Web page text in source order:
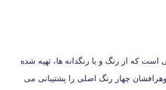
است که از رنگ و یا رنگدانه ها، تهیه شده
چهار رنگ اصلی را پشتیبانی می